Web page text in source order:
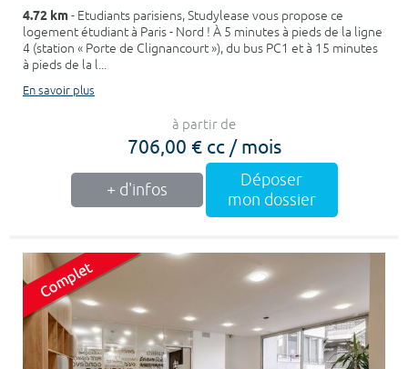
4.72 km- Etudiants parisiens, Studylease vous propose ce
logement étudiant à Paris - Nord ! À 5 minutes à pieds de la ligne
4 (station « Porte de Clignancourt »), du bus PC1 et à 15 minutes
à pieds de la l...
En savoir plus
à partir de
706,00 € cc / mois
+ d'infos
Déposer
mon dossier